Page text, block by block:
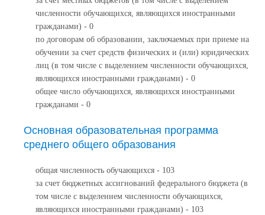
численности обучающихся, являющихся иностранными
гражданами) - 0
по договорам об образовании, заключаемых при приеме на
обучении за счет средств физических и (или) юридических
лиц (в том числе с выделением численности обучающихся,
являющихся иностранными гражданами) - 0
общее число обучающихся, являющихся иностранными
гражданами - 0
Основная образовательная программа
среднего общего образования
общая численность обучающихся - 103
за счет бюджетных ассигнований федерального бюджета (в
том числе с выделением численности обучающихся,
являющихся иностранными гражданами) - 103